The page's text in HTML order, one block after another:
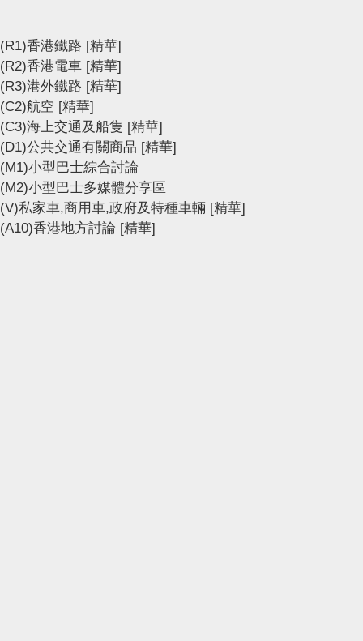
(R1)香港鐵路 [精華]
(R2)香港電車 [精華]
(R3)港外鐵路 [精華]
(C2)航空 [精華]
(C3)海上交通及船隻 [精華]
(D1)公共交通有關商品 [精華]
(M1)小型巴士綜合討論
(M2)小型巴士多媒體分享區
(V)私家車,商用車,政府及特種車輛 [精華]
(A10)香港地方討論 [精華]